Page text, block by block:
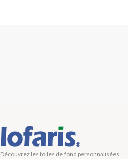
Découvrez les toiles de fond personnalisées